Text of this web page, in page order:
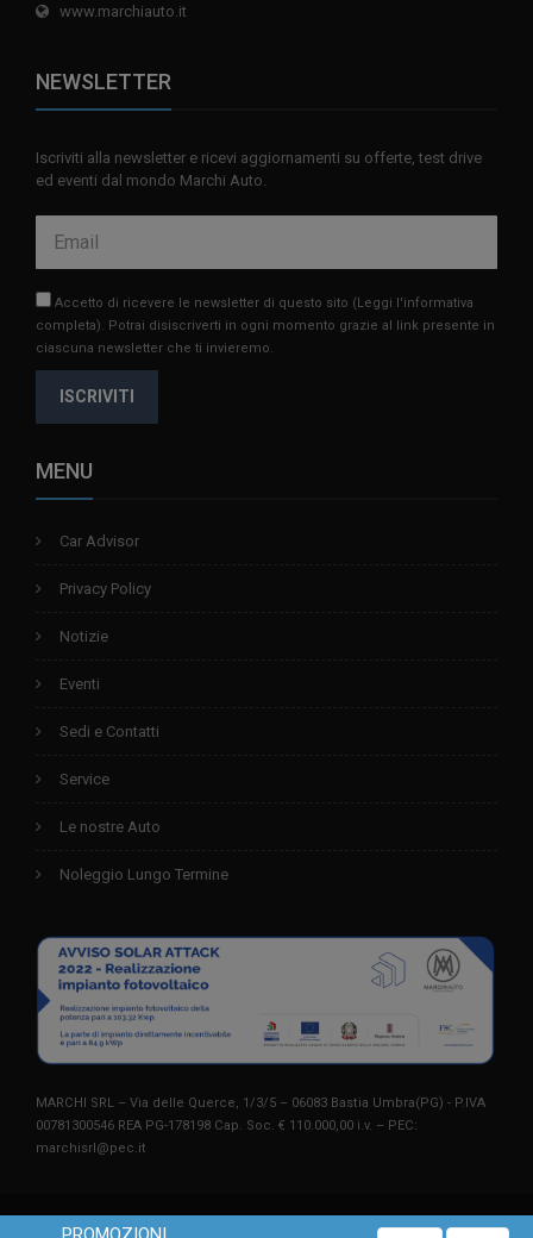
www.marchiauto.it
NEWSLETTER
Iscriviti alla newsletter e ricevi aggiornamenti su offerte, test drive
ed eventi dal mondo Marchi Auto.
Accetto di ricevere le newsletter di questo sito (Leggi l'informativa
completa). Potrai disiscriverti in ogni momento grazie al link presente in
ciascuna newsletter che ti invieremo.
ISCRIVITI
MENU
Car Advisor
Privacy Policy
Notizie
Eventi
Sedi e Contatti
Service
Le nostre Auto
Noleggio Lungo Termine
MARCHI SRL – Via delle Querce, 1/3/5 – 06083 Bastia Umbra(PG) - P.IVA
00781300546 REA PG-178198 Cap. Soc. € 110.000,00 i.v. – PEC:
marchisrl@pec.it
©2023MARCHI AUTO , TUTTI I DIRITTI RISERVATI.